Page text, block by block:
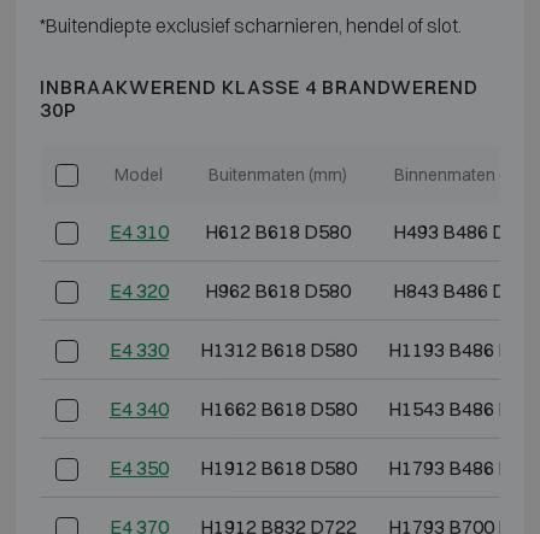
*Buitendiepte exclusief scharnieren, hendel of slot.
INBRAAKWEREND KLASSE 4 BRANDWEREND
30P
Model Buitenmaten (mm) Binnenmaten (mm)
E4 310 H612 B618 D580 H493 B486 D364
E4 320 H962 B618 D580 H843 B486 D364
E4 330 H1312 B618 D580 H1193 B486
E4 340 H1662 B618 D580 H1543 B486
E4 350 H1912 B618 D580 H1793 B486
E4 370 H1912 B832 D722 H1793 B700